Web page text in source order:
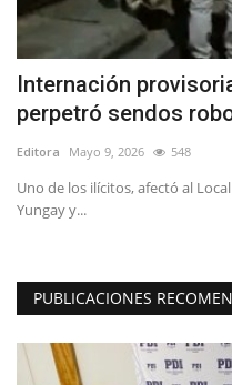
Internación
perpetró sendos
Editora Mayo 9, 2026 548
Uno de los ilícitos, afectó al
Yungay y...
PUBLICACIONES